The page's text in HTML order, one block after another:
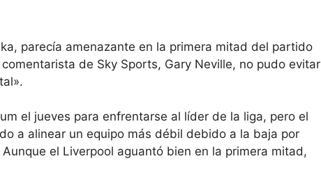
parecía amenazante en la primera mitad del partido
de Sky Sports, Gary Neville, no pudo evitar
el jueves para enfrentarse al líder de la liga, pero el
a alinear un equipo más débil debido a la baja por
Aunque el Liverpool aguantó bien en la primera mitad,